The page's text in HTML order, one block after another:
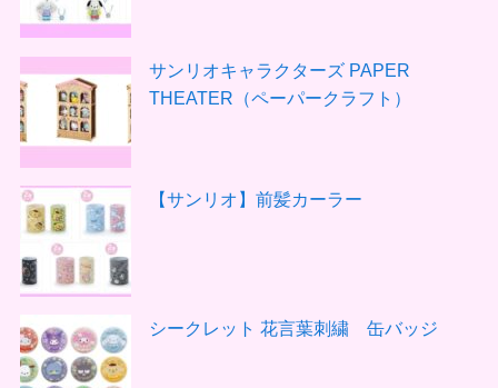
サンリオキャラクターズ PAPER
THEATER（ペーパークラフト）
【サンリオ】前髪カーラー
シークレット 花言葉刺繍 缶バッジ